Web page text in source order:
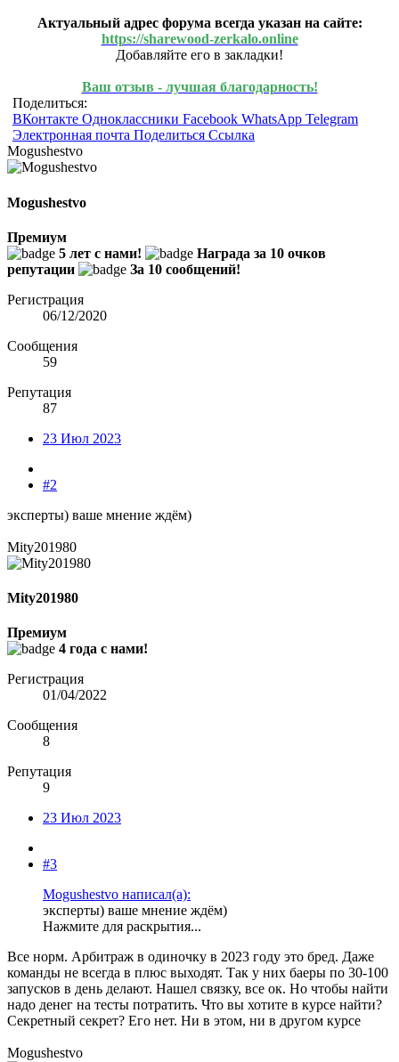
Актуальный адрес форума всегда указан на сайте:
https://sharewood-zerkalo.online
Добавляйте его в закладки!
Ваш отзыв - лучшая благодарность!
Поделиться:
ВКонтакте Одноклассники Facebook WhatsApp Telegram
Электронная почта Поделиться Ссылка
Mogushestvo
Mogushestvo
Премиум
5 лет с нами!
Награда за 10 очков
репутации
За 10 сообщений!
Регистрация
06/12/2020
Сообщения
59
Репутация
87
23 Июл 2023
#2
эксперты) ваше мнение ждём)
Mity201980
Mity201980
Премиум
4 года с нами!
Регистрация
01/04/2022
Сообщения
8
Репутация
9
23 Июл 2023
#3
Mogushestvo написал(а):
эксперты) ваше мнение ждём)
Нажмите для раскрытия...
Все норм. Арбитраж в одиночку в 2023 году это бред. Даже
команды не всегда в плюс выходят. Так у них баеры по 30-100
запусков в день делают. Нашел связку, все ок. Но чтобы найти
надо денег на тесты потратить. Что вы хотите в курсе найти?
Секретный секрет? Его нет. Ни в этом, ни в другом курсе
Mogushestvo